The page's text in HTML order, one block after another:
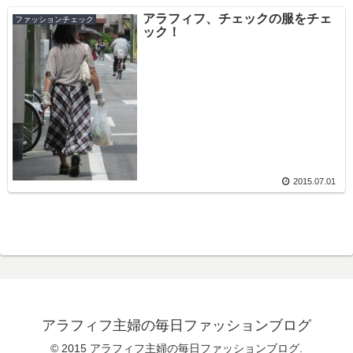
ファッションチェック
アラフィフ、チェックの服をチェ
ック！
2015.07.01
アラフィフ主婦の毎日ファッションブログ
© 2015 アラフィフ主婦の毎日ファッションブログ.